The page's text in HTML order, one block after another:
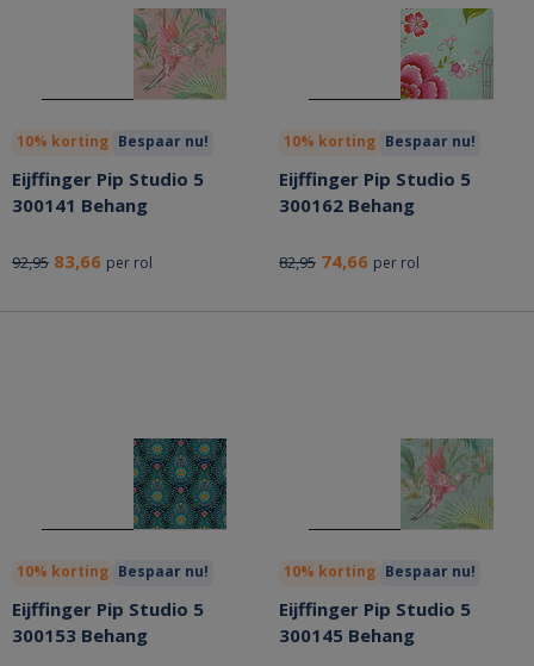
10% korting Bespaar nu!
Eijffinger Pip Studio 5
300141 Behang
92,95 83,66 per rol
10% korting Bespaar nu!
Eijffinger Pip Studio 5
300162 Behang
82,95 74,66 per rol
10% korting Bespaar nu!
Eijffinger Pip Studio 5
300153 Behang
10% korting Bespaar nu!
Eijffinger Pip Studio 5
300145 Behang